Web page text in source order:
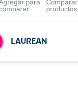
Comparar
productos
LAUREAN